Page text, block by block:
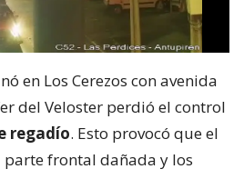
en Los Cerezos con avenida
del Veloster perdió el control
regadío. Esto provocó que el
frontal dañada y los